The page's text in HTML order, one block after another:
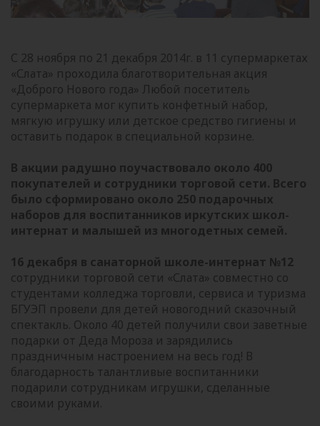
С 28 ноября по 21 декабря 2014г. в 11 супермаркетах
«Слата» проходила благотворительная акция
«Доброго Нового года» Любой посетитель
супермаркета мог купить конфетный набор,
мягкую игрушку или детское средство гигиены и
оставить подарок в специальной корзине.
В акции радушно поучаствовало около 400
покупателей и сотрудники торговой сети. Всего
было сформировано около 250 подарочных
наборов для воспитанников иркутских школ-
интернат и малышей из многодетных семей.
16 декабря в санаторной школе-интернат №12
сотрудники торговой сети «Слата» совместно со
студентами колледжа торговли, сервиса и туризма
БГУЭП провели для детей новогодний сказочный
спектакль. Около 40 детей получили свои заветные
подарки от Деда Мороза и зарядились
праздничным настроением на весь год! В
благодарность талантливые воспитанники
подарили сотрудникам игрушки, сделанные
своими руками.